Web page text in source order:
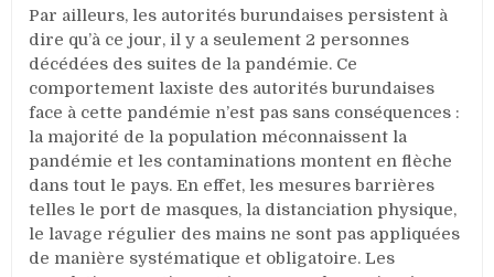
contre
la
pandémie
du
Covid-
19
favorise
sa
propagation
dans
le
pays.
Par ailleurs, les autorités burundaises persistent à
dire qu’à ce jour, il y a seulement 2 personnes
décédées des suites de la pandémie. Ce
comportement laxiste des autorités burundaises
face à cette pandémie n’est pas sans conséquences :
la majorité de la population méconnaissent la
pandémie et les contaminations montent en flèche
dans tout le pays. En effet, les mesures barrières
telles le port de masques, la distanciation physique,
le lavage régulier des mains ne sont pas appliquées
de manière systématique et obligatoire. Les